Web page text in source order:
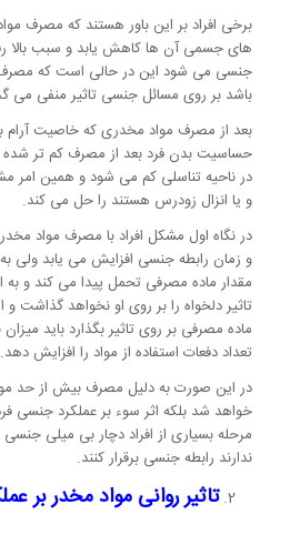
برخی افراد بر این باور هستند که مصرف
های جسمی آن ها کاهش یابد و سبب بالا
جنسی می شود این در حالی است که مصرف
باشد بر روی مسائل جنسی تاثیر منفی می
بعد از مصرف مواد مخدری که خاصیت آرام
حساسیت بدن فرد بعد از مصرف کم تر
در ناحیه تناسلی کم می شود و همین امر
و یا انزال زودرس هستند را حل می کند.
در نگاه اول مشکل افراد با مصرف مواد
و زمان رابطه جنسی افزایش می یابد ولی
مقدار ماده مصرفی تحمل پیدا می کند و
تاثیر دلخواه را بر روی او نخواهد گذاشت و
ماده مصرفی بر روی تاثیر بگذارد باید
تعداد دفعات استفاده از مواد را افزایش دهد.
در این صورت به دلیل مصرف بیش از حد مواد
خواهد شد بلکه اثر سوء بر عملکرد جنسی
مرحله بسیاری از افراد دچار بی میلی
ندارند رابطه جنسی برقرار کنند.
تاثیر روانی مواد مخدر بر